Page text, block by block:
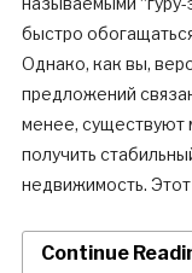
быстро
Однако, как вы,
предложений
менее, существуют
получить
недвижимость.
Continue